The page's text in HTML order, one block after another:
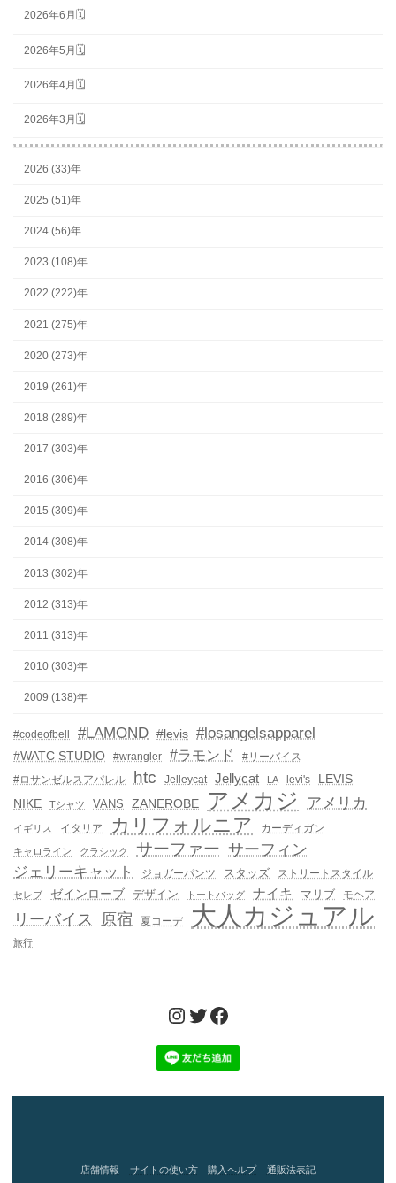
2026年6月🗓
2026年5月🗓
2026年4月🗓
2026年3月🗓
2026 (33)年
2025 (51)年
2024 (56)年
2023 (108)年
2022 (222)年
2021 (275)年
2020 (273)年
2019 (261)年
2018 (289)年
2017 (303)年
2016 (306)年
2015 (309)年
2014 (308)年
2013 (302)年
2012 (313)年
2011 (313)年
2010 (303)年
2009 (138)年
#codeofbell #LAMOND #levis #losangelsapparel
#WATC STUDIO #wrangler #ラモンド
#リーバイス
#ロサンゼルスアパレル
htc Jelleycat Jellycat LA levi's
LEVIS
NIKE
Tシャツ VANS ZANEROBE アメカジ アメリカ
イギリス イタリア カリフォルニア カーディガン
キャロライン クラシック サーファー サーフィン
ジェリーキャット
ジョガーパンツ スタッズ ストリートスタイル
セレブ ゼインローブ デザイン トートバッグ ナイキ マリブ モヘア
リーバイス 原宿 夏コーデ 大人カジュアル
旅行
Instagram
Twitter
Facebook
店舗情報 サイトの使い方 購入ヘルプ 通販法表記